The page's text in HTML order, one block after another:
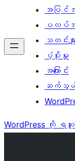
အပြင်အ
ပလပ်အင်
သတင်းမျာ
ပံ့ပိုးမှု
အကြောင်း
ဆက်သွ
WordPress ကို ရယူ